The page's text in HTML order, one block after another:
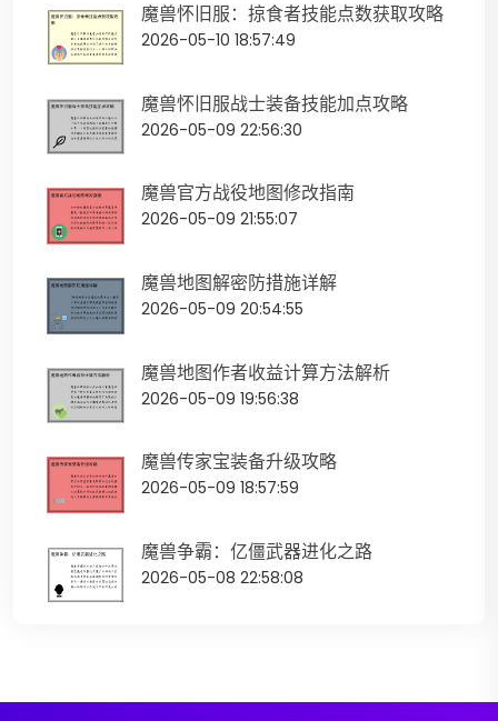
魔兽怀旧服：掠食者技能点数获取攻略
2026-05-10 18:57:49
魔兽怀旧服战士装备技能加点攻略
2026-05-09 22:56:30
魔兽官方战役地图修改指南
2026-05-09 21:55:07
魔兽地图解密防措施详解
2026-05-09 20:54:55
魔兽地图作者收益计算方法解析
2026-05-09 19:56:38
魔兽传家宝装备升级攻略
2026-05-09 18:57:59
魔兽争霸：亿僵武器进化之路
2026-05-08 22:58:08